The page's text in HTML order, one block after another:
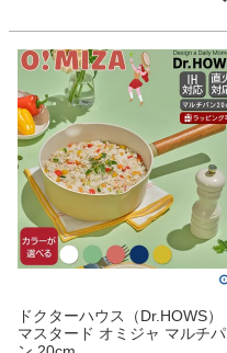
ドクターハウス（Dr.HOWS）
マスタード オミジャ マルチパ